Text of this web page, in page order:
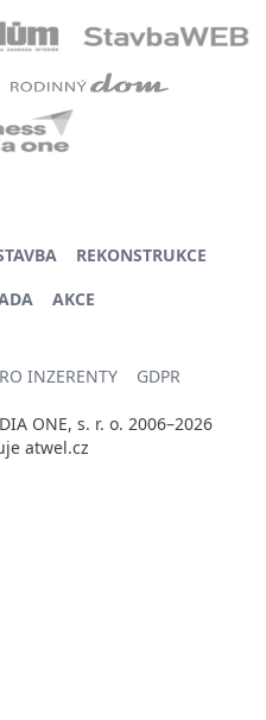
REKONSTRUKCE
AKCE
INZERENTY GDPR
ONE, s. r. o. 2006–2026